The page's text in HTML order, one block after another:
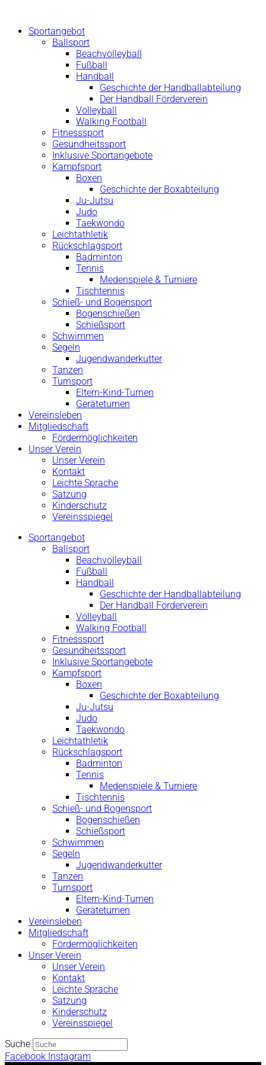
springenSportangebot
Ballsport
Beachvolleyball
Fußball
Handball
Geschichte der Handballabteilung
Der Handball Förderverein
Volleyball
Walking Football
Fitnesssport
Gesundheitssport
Inklusive Sportangebote
Kampfsport
Boxen
Geschichte der Boxabteilung
Ju-Jutsu
Judo
Taekwondo
Leichtathletik
Rückschlagsport
Badminton
Tennis
Medenspiele & Turniere
Tischtennis
Schieß- und Bogensport
Bogenschießen
Schießsport
Schwimmen
Segeln
Jugendwanderkutter
Tanzen
Turnsport
Eltern-Kind-Turnen
Geräteturnen
Vereinsleben
Mitgliedschaft
Fördermöglichkeiten
Unser Verein
Unser Verein
Kontakt
Leichte Sprache
Satzung
Kinderschutz
Vereinsspiegel
Sportangebot
Ballsport
Beachvolleyball
Fußball
Handball
Geschichte der Handballabteilung
Der Handball Förderverein
Volleyball
Walking Football
Fitnesssport
Gesundheitssport
Inklusive Sportangebote
Kampfsport
Boxen
Geschichte der Boxabteilung
Ju-Jutsu
Judo
Taekwondo
Leichtathletik
Rückschlagsport
Badminton
Tennis
Medenspiele & Turniere
Tischtennis
Schieß- und Bogensport
Bogenschießen
Schießsport
Schwimmen
Segeln
Jugendwanderkutter
Tanzen
Turnsport
Eltern-Kind-Turnen
Geräteturnen
Vereinsleben
Mitgliedschaft
Fördermöglichkeiten
Unser Verein
Unser Verein
Kontakt
Leichte Sprache
Satzung
Kinderschutz
Vereinsspiegel
Suche
Facebook Instagram